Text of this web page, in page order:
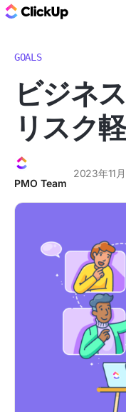
GOALS
ビジネ
リスク
PMO Team
2023年11